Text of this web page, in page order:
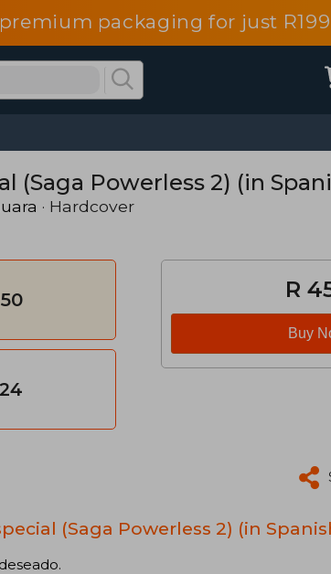
packaging for just R199
(Saga Powerless 2) (in
· Hardcover
R
Buy
(Saga Powerless 2) (in